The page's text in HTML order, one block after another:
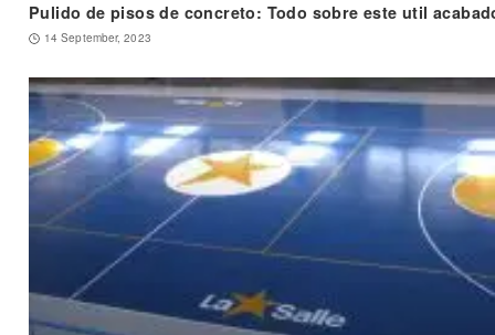
Pulido de pisos de concreto: Todo sobre este util
14 September, 2023